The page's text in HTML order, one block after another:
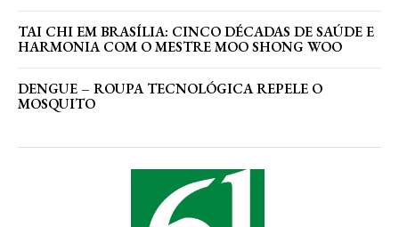
TAI CHI EM BRASÍLIA: CINCO DÉCADAS DE SAÚDE E
HARMONIA COM O MESTRE MOO SHONG WOO
DENGUE – ROUPA TECNOLÓGICA REPELE O
MOSQUITO